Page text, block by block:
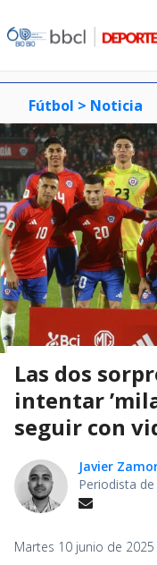
Fútbol > Noticia
Las dos
intentar
seguir con
Javier
Periodista
Martes 10 junio de